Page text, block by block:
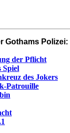
Gothams Polizei:
der Pflicht
Spiel
des Jokers
Patrouille